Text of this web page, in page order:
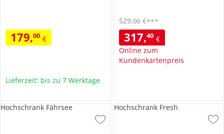
179,00 €
Lieferzeit: bis zu 7 Werktage
317,40 €
Online zum
Kundenkartenpreis
529,00 €***
Hochschrank Fährsee Hochschrank Fresh